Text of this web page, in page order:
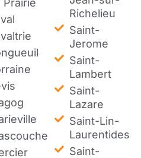
Prairie
Richelieu
Saint-
Jerome
Saint-
Lambert
Saint-
Lazare
Saint-Lin-
Laurentides
Saint-